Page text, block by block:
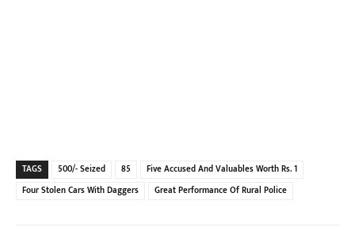
TAGS 500/- Seized 85
Five Accused And Valuables Worth Rs. 1
Four Stolen Cars With Daggers
Great Performance Of Rural Police